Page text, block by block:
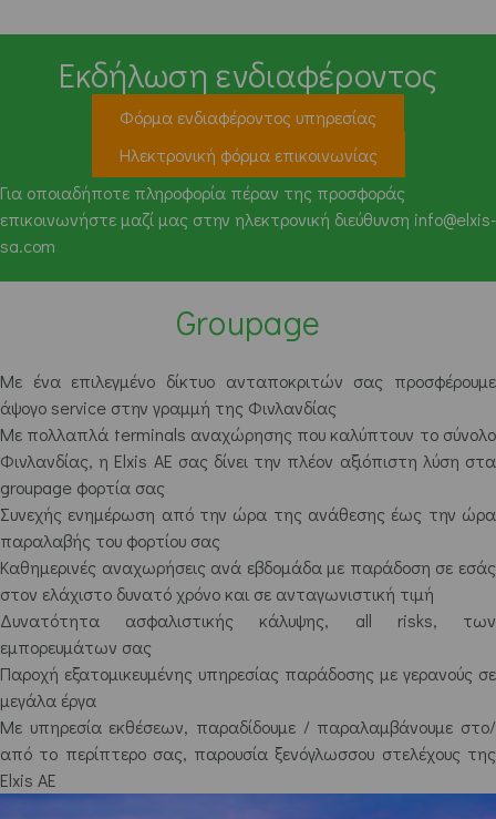
Εκδήλωση ενδιαφέροντος
Φόρμα ενδιαφέροντος υπηρεσίας
Ηλεκτρονική φόρμα επικοινωνίας
Για οποιαδήποτε πληροφορία πέραν της προσφοράς
επικοινωνήστε μαζί μας στην ηλεκτρονική διεύθυνση info@elxis-
sa.com
Groupage
Με ένα επιλεγμένο δίκτυο ανταποκριτών σας προσφέρουμε
άψογο service στην γραμμή της Φινλανδίας
Με πολλαπλά terminals αναχώρησης που καλύπτουν το σύνολο
Φινλανδίας, η Elxis AE σας δίνει την πλέον αξιόπιστη λύση στα
groupage φορτία σας
Συνεχής ενημέρωση από την ώρα της ανάθεσης έως την ώρα
παραλαβής του φορτίου σας
Καθημερινές αναχωρήσεις ανά εβδομάδα με παράδοση σε εσάς
στον ελάχιστο δυνατό χρόνο και σε ανταγωνιστική τιμή
Δυνατότητα ασφαλιστικής κάλυψης, all risks, των
εμπορευμάτων σας
Παροχή εξατομικευμένης υπηρεσίας παράδοσης με γερανούς σε
μεγάλα έργα
Με υπηρεσία εκθέσεων, παραδίδουμε / παραλαμβάνουμε στο/
από το περίπτερο σας, παρουσία ξενόγλωσσου στελέχους της
Elxis AE